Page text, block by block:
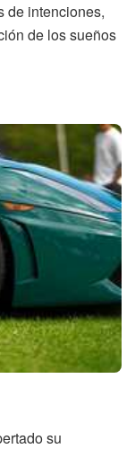
de intenciones,
de los sueños
su